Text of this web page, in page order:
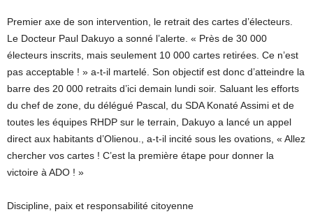
Premier axe de son intervention, le retrait des cartes d’électeurs.
Le Docteur Paul Dakuyo a sonné l’alerte. « Près de 30 000
électeurs inscrits, mais seulement 10 000 cartes retirées. Ce n’est
pas acceptable ! » a-t-il martelé. Son objectif est donc d’atteindre la
barre des 20 000 retraits d’ici demain lundi soir. Saluant les efforts
du chef de zone, du délégué Pascal, du SDA Konaté Assimi et de
toutes les équipes RHDP sur le terrain, Dakuyo a lancé un appel
direct aux habitants d’Olienou., a-t-il incité sous les ovations, « Allez
chercher vos cartes ! C’est la première étape pour donner la
victoire à ADO ! »
Discipline, paix et responsabilité citoyenne